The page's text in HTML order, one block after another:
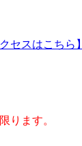
セスはこちら】
ります。